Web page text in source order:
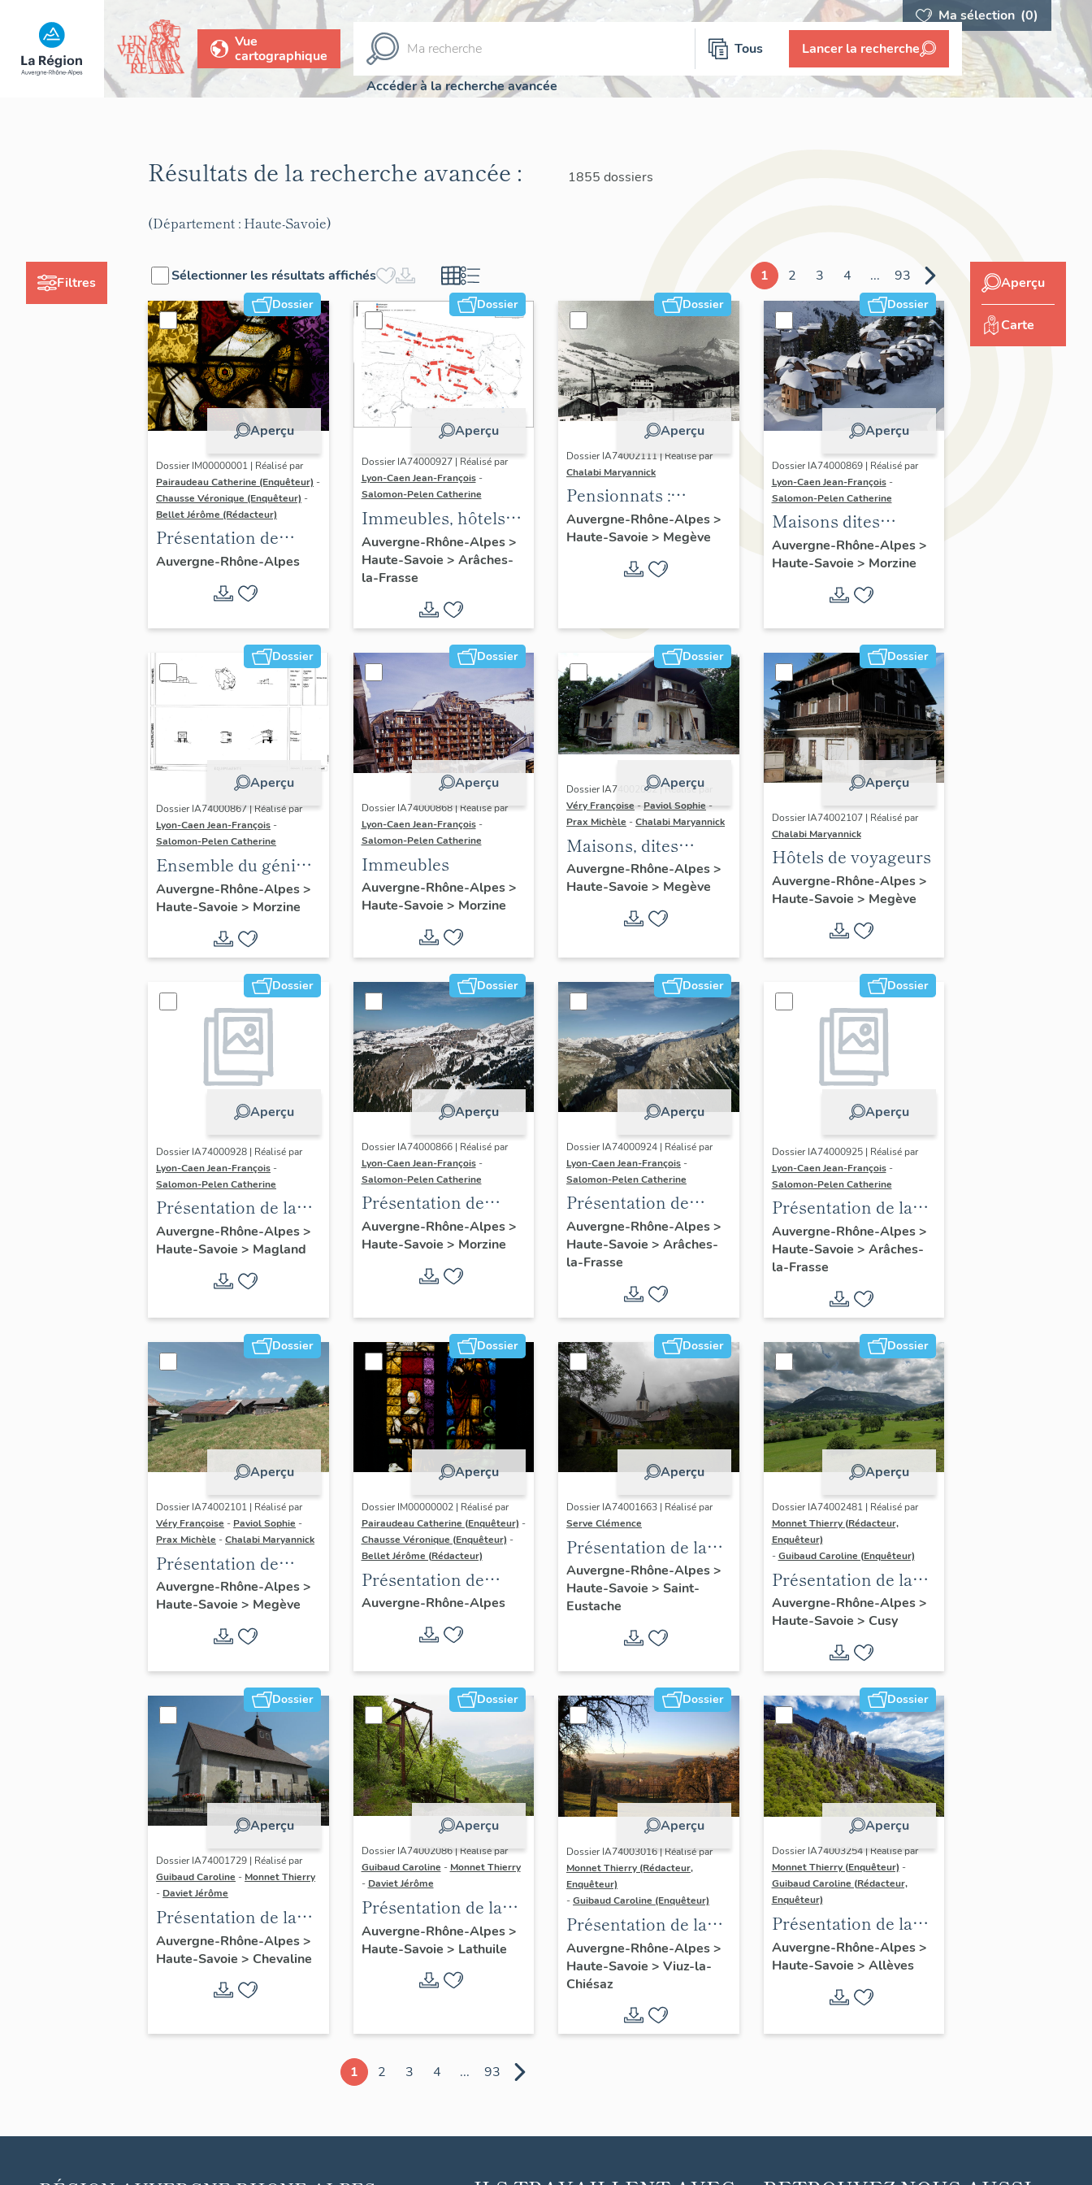
Ma sélection (0)
Vue
cartographique
Tous Lancer la recherche
Accéder à la recherche avancée
Filtres
Résultats de la recherche avancée : 1855 dossiers
(Département : Haute-Savoie)
Sélectionner les résultats affichés 1 2 3 4 ... 93
Dossier
Aperçu
Dossier IM00000001 | Réalisé par
Pairaudeau Catherine (Enquêteur) -
Chausse Véronique (Enquêteur) -
Bellet Jérôme (Rédacteur)
Présentation de
l'opération
d'inventaire du
vitrail ancien de
Rhône-Alpes (corpus
Auvergne-Rhône-Alpes
Dossier
Aperçu
Dossier IA74000927 | Réalisé par
Lyon-Caen Jean-François -
Salomon-Pelen Catherine
Immeubles, hôtels
de voyageurs
Auvergne-Rhône-Alpes>
Haute-Savoie > Arâches-
la-Frasse
Dossier
Aperçu
Dossier IA74002111 | Réalisé par
Chalabi Maryannick
Pensionnats :
maisons d'enfants
Auvergne-Rhône-Alpes>
Haute-Savoie > Megève
Dossier
Aperçu
Dossier IA74000869 | Réalisé par
Lyon-Caen Jean-François -
Salomon-Pelen Catherine
Maisons dites
chalets
Auvergne-Rhône-Alpes>
Haute-Savoie > Morzine
Dossier
Aperçu
Dossier IA74000867 | Réalisé par
Lyon-Caen Jean-François -
Salomon-Pelen Catherine
Ensemble du génie
civil ; galerie
marchande ;
établissement
administratif ; salle
de spectacle
Auvergne-Rhône-Alpes>
Haute-Savoie > Morzine
Dossier
Aperçu
Dossier IA74000868 | Réalisé par
Lyon-Caen Jean-François -
Salomon-Pelen Catherine
Immeubles
Auvergne-Rhône-Alpes>
Haute-Savoie > Morzine
Dossier
Aperçu
Dossier IA74002002 | Réalisé par
Véry Françoise-Paviol Sophie-
Prax Michèle -Chalabi Maryannick
Maisons, dites
chalets
Auvergne-Rhône-Alpes>
Haute-Savoie > Megève
Dossier
Aperçu
Dossier IA74002107 | Réalisé par
Chalabi Maryannick
Hôtels de voyageurs
Auvergne-Rhône-Alpes>
Haute-Savoie > Megève
Dossier
Aperçu
Dossier IA74000928 | Réalisé par
Lyon-Caen Jean-François -
Salomon-Pelen Catherine
Présentation de la
commune de
Magland
Auvergne-Rhône-Alpes>
Haute-Savoie > Magland
Dossier
Aperçu
Dossier IA74000866 | Réalisé par
Lyon-Caen Jean-François -
Salomon-Pelen Catherine
Présentation de
l'aire d'étude
d'Avoriaz
Auvergne-Rhône-Alpes>
Haute-Savoie > Morzine
Dossier
Aperçu
Dossier IA74000924 | Réalisé par
Lyon-Caen Jean-François -
Salomon-Pelen Catherine
Présentation de
l'aire d'étude Flaine
Auvergne-Rhône-Alpes>
Haute-Savoie > Arâches-
la-Frasse
Dossier
Aperçu
Dossier IA74000925 | Réalisé par
Lyon-Caen Jean-François -
Salomon-Pelen Catherine
Présentation de la
commune d
´Arâches-la-Frasse
Auvergne-Rhône-Alpes>
Haute-Savoie > Arâches-
la-Frasse
Dossier
Aperçu
Dossier IA74002101 | Réalisé par
Véry Françoise - Paviol Sophie -
Prax Michèle -Chalabi Maryannick
Présentation de
l'aire d'étude Megève
Auvergne-Rhône-Alpes>
Haute-Savoie > Megève
Dossier
Aperçu
Dossier IM00000002 | Réalisé par
Pairaudeau Catherine (Enquêteur) -
Chausse Véronique (Enquêteur) -
Bellet Jérôme (Rédacteur)
Présentation de
l'aire d'étude du
recensement du
vitrail ancien de
Rhône-Alpes
Auvergne-Rhône-Alpes
Dossier
Aperçu
Dossier IA74001663 | Réalisé par
Serve Clémence
Présentation de la
commune de Saint-
Eustache
Auvergne-Rhône-Alpes>
Haute-Savoie > Saint-
Eustache
Dossier
Aperçu
Dossier IA74002481 | Réalisé par
Monnet Thierry (Rédacteur,
Enquêteur)
-Guibaud Caroline (Enquêteur)
Présentation de la
commune de Cusy
Auvergne-Rhône-Alpes>
Haute-Savoie > Cusy
Dossier
Aperçu
Dossier IA74001729 | Réalisé par
Guibaud Caroline - Monnet Thierry
- Daviet Jérôme
Présentation de la
commune de
Chevaline
Auvergne-Rhône-Alpes>
Haute-Savoie > Chevaline
Dossier
Aperçu
Dossier IA74002086 | Réalisé par
Guibaud Caroline - Monnet Thierry
- Daviet Jérôme
Présentation de la
commune de
Lathuile
Auvergne-Rhône-Alpes>
Haute-Savoie > Lathuile
Dossier
Aperçu
Dossier IA74003016 | Réalisé par
Monnet Thierry (Rédacteur,
Enquêteur)
-Guibaud Caroline (Enquêteur)
Présentation de la
commune de Viuz-la-
Chiésaz
Auvergne-Rhône-Alpes>
Haute-Savoie > Viuz-la-
Chiésaz
Dossier
Aperçu
Dossier IA74003254 | Réalisé par
Monnet Thierry (Enquêteur) -
Guibaud Caroline (Rédacteur,
Enquêteur)
Présentation de la
commune d'Allèves
Auvergne-Rhône-Alpes>
Haute-Savoie > Allèves
1 2 3 4 ... 93
Aperçu
Carte